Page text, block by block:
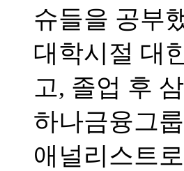
슈들을 공부
대학시절 대
고, 졸업 후
하나금융그
애널리스트